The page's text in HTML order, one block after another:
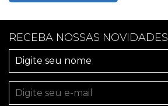
RECEBA NOSSAS NOVIDADES